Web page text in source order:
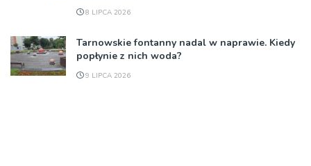
8 LIPCA 2026
Tarnowskie fontanny nadal w naprawie. Kiedy
popłynie z nich woda?
9 LIPCA 2026